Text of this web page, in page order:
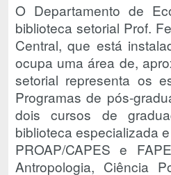
O Departamento de
biblioteca setorial Prof.
Central, que está
ocupa uma área de,
setorial representa os
Programas de pós-
dois cursos de
biblioteca especializada
PROAP/CAPES e
Antropologia, Ciência